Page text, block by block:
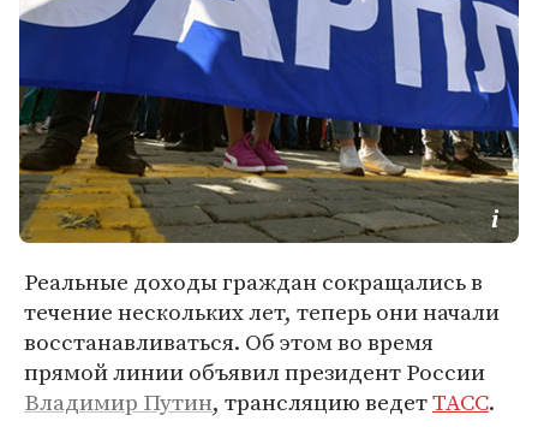
Реальные доходы граждан сокращались в
течение нескольких лет, теперь они начали
восстанавливаться. Об этом во время
прямой линии объявил президент России
Владимир Путин, трансляцию ведетТАСС.